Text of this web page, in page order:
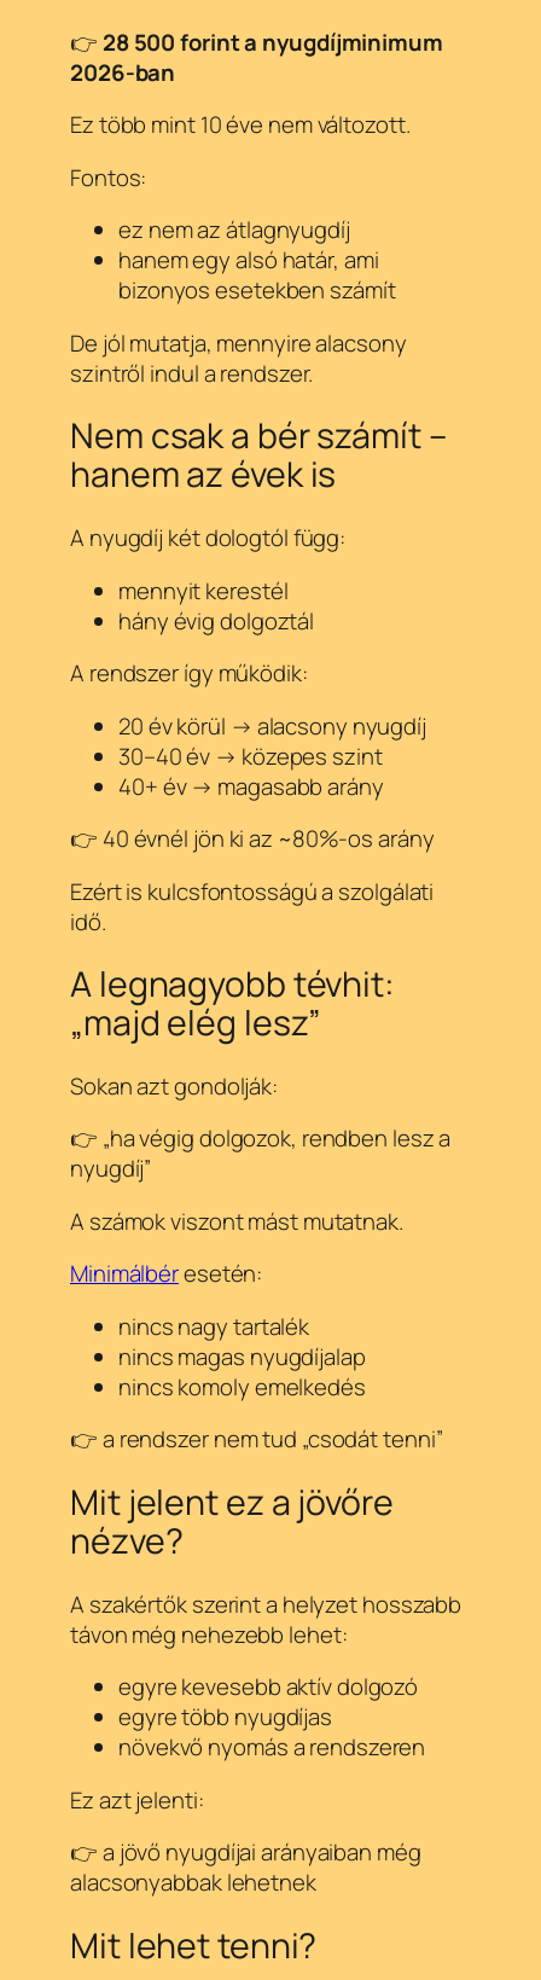
👉 28 500 forint a nyugdíjminimum
2026-ban
Ez több mint 10 éve nem változott.
Fontos:
ez nem az átlagnyugdíj
hanem egy alsó határ, ami
bizonyos esetekben számít
De jól mutatja, mennyire alacsony
szintről indul a rendszer.
Nem csak a bér számít –
hanem az évek is
A nyugdíj két dologtól függ:
mennyit kerestél
hány évig dolgoztál
A rendszer így működik:
20 év körül → alacsony nyugdíj
30–40 év → közepes szint
40+ év → magasabb arány
👉 40 évnél jön ki az ~80%-os arány
Ezért is kulcsfontosságú a szolgálati
idő.
A legnagyobb tévhit:
„majd elég lesz”
Sokan azt gondolják:
👉 „ha végig dolgozok, rendben lesz a
nyugdíj”
A számok viszont mást mutatnak.
Minimálbéresetén:
nincs nagy tartalék
nincs magas nyugdíjalap
nincs komoly emelkedés
👉 a rendszer nem tud „csodát tenni”
Mit jelent ez a jövőre
nézve?
A szakértők szerint a helyzet hosszabb
távon még nehezebb lehet:
egyre kevesebb aktív dolgozó
egyre több nyugdíjas
növekvő nyomás a rendszeren
Ez azt jelenti:
👉 a jövő nyugdíjai arányaiban még
alacsonyabbak lehetnek
Mit lehet tenni?